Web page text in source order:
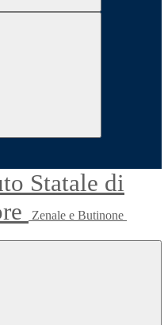
Statale di
Zenale e Butinone